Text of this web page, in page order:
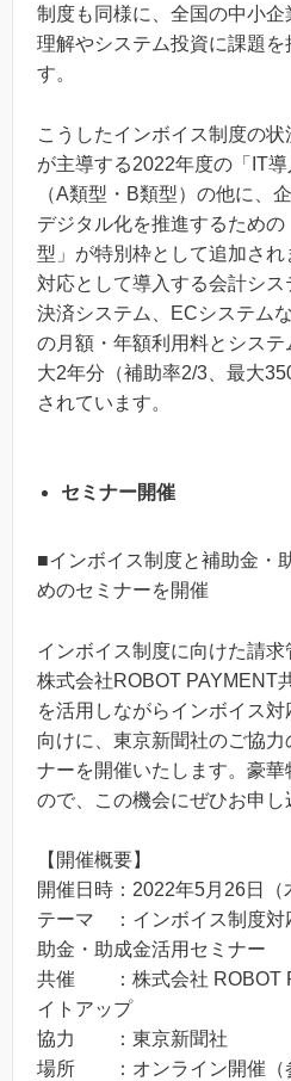
制度も同様に、全国の中小
理解やシステム投資に課題を
す。
こうしたインボイス制度の
が主導する2022年度の「IT
（A類型・B類型）の他に、
デジタル化を推進するため
型」が特別枠として追加さ
対応として導入する会計シス
決済システム、ECシステム
の月額・年額利用料とシス
大2年分（補助率2/3、最大
されています。
セミナー開催
■インボイス制度と補助金・
めのセミナーを開催
インボイス制度に向けた請
株式会社ROBOT PAYMENT
を活用しながらインボイス
向けに、東京新聞社のご協力
ナーを開催いたします。豪
ので、この機会にぜひお申し
【開催概要】
開催日時：2022年5月26日
テーマ ：インボイス制度対
助金・助成金活用セミナー
共催 ：株式会社 ROBOT
イトアップ
協力 ：東京新聞社
場所 ：オンライン開催（